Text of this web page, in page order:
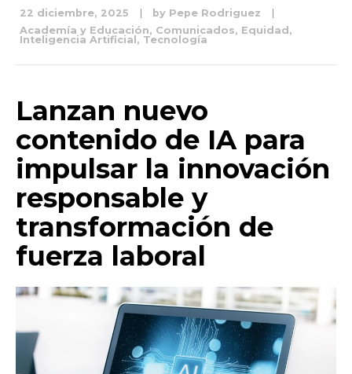
22 diciembre, 2025 by Pepe Rodriguez
Academía y Educación, Comunicados, Equidad ,
Inteligencia Artificial , Tecnología
Lanzan nuevo
contenido de IA para
impulsar la innovación
responsable y
transformación de
fuerza laboral